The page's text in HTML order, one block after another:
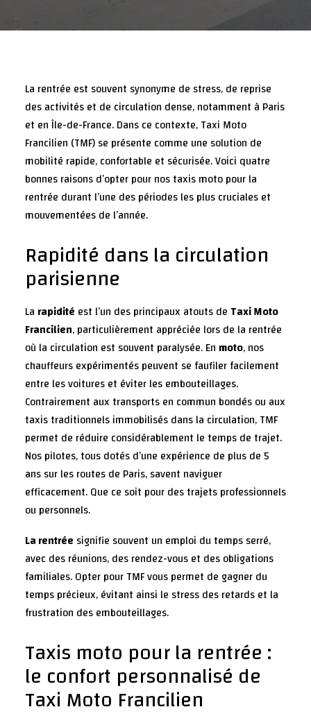
La rentrée est souvent synonyme de stress, de reprise
des activités et de circulation dense, notamment à Paris
et en Île-de-France. Dans ce contexte, Taxi Moto
Francilien (TMF) se présente comme une solution de
mobilité rapide, confortable et sécurisée. Voici quatre
bonnes raisons d’opter pour nos taxis moto pour la
rentrée durant l’une des périodes les plus cruciales et
mouvementées de l’année.
Rapidité dans la circulation
parisienne
La rapidité est l’un des principaux atouts de Taxi Moto
Francilien, particulièrement appréciée lors de la rentrée
où la circulation est souvent paralysée. En moto, nos
chauffeurs expérimentés peuvent se faufiler facilement
entre les voitures et éviter les embouteillages.
Contrairement aux transports en commun bondés ou aux
taxis traditionnels immobilisés dans la circulation, TMF
permet de réduire considérablement le temps de trajet.
Nos pilotes, tous dotés d’une expérience de plus de 5
ans sur les routes de Paris, savent naviguer
efficacement. Que ce soit pour des trajets professionnels
ou personnels.
La rentrée signifie souvent un emploi du temps serré,
avec des réunions, des rendez-vous et des obligations
familiales. Opter pour TMF vous permet de gagner du
temps précieux, évitant ainsi le stress des retards et la
frustration des embouteillages.
Taxis moto pour la rentrée :
le confort personnalisé de
Taxi Moto Francilien